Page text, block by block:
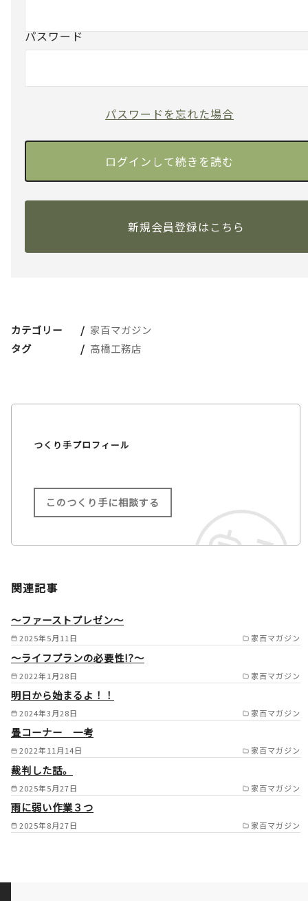
パスワード
パスワードを忘れた場合
新規会員登録はこちら
カテゴリー
家百マガジン
タグ
高橋工務店
つくり手プロフィール
このつくり手に相談する
関連記事
2025年5月11日 家百マガジン
～ファーストプレゼン～
2022年1月28日 家百マガジン
～ライフプランの必要性!?～
2024年3月28日 家百マガジン
明日から始まるよ！！
2022年11月14日 家百マガジン
畳コーナー 一考
2025年5月27日 家百マガジン
裁判した話。
2025年8月27日 家百マガジン
雨に弱い作業３つ